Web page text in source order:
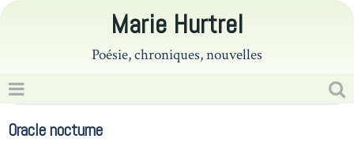
Marie Hurtrel
Poésie, chroniques, nouvelles
Oracle nocturne